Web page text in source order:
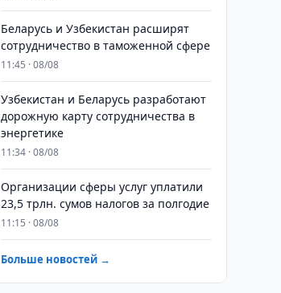
Беларусь и Узбекистан расширят
сотрудничество в таможенной сфере
11:45 · 08/08
Узбекистан и Беларусь разработают
дорожную карту сотрудничества в
энергетике
11:34 · 08/08
Организации сферы услуг уплатили
23,5 трлн. сумов налогов за полгодие
11:15 · 08/08
Больше новостей →